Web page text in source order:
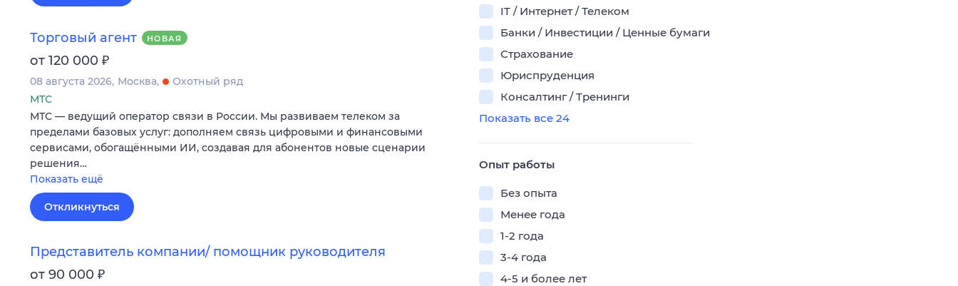
Торговый агент НОВАЯ
от 120 000 ₽
08 августа 2026 Москва
Охотный ряд
МТС
МТС — ведущий оператор связи в России. Мы развиваем телеком за
пределами базовых услуг: дополняем связь цифровыми и финансовыми
сервисами, обогащёнными ИИ, создавая для абонентов новые сценарии
решения…
Показать ещё
Откликнуться
Представитель компании/ помощник руководителя
от 90 000 ₽
IT / Интернет / Телеком
Банки / Инвестиции / Ценные бумаги
Страхование
Юриспруденция
Консалтинг / Тренинги
Показать все 24
Опыт работы
Без опыта
Менее года
1-2 года
3-4 года
4-5 и более лет